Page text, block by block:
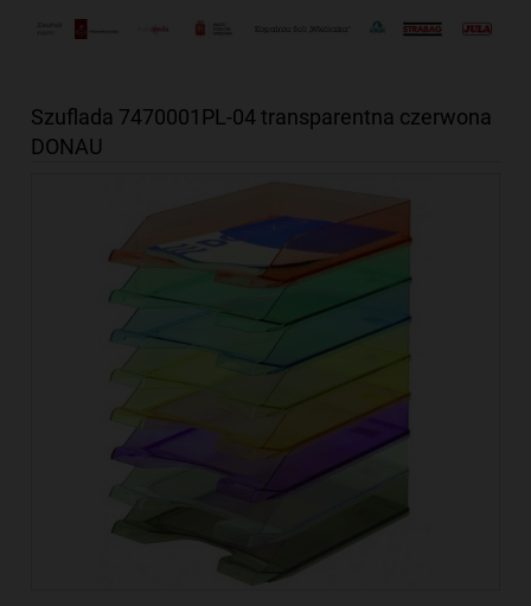
Szuflada 7470001PL-04 transparentna czerwona
DONAU